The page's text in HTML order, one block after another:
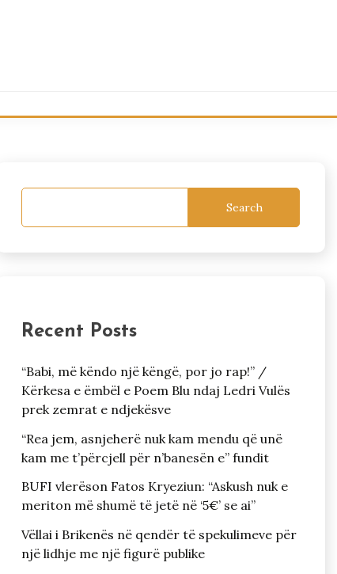
Search
Recent Posts
“Babi, më këndo një këngë, por jo rap!” /
Kërkesa e ëmbël e Poem Blu ndaj Ledri Vulës
prek zemrat e ndjekësve
“Rea jem, asnjeherë nuk kam mendu që unë
kam me t’përcjell për n’banesën e” fundit
BUFI vlerëson Fatos Kryeziun: “Askush nuk e
meriton më shumë të jetë në ‘5€’ se ai”
Vëllai i Brikenës në qendër të spekulimeve për
një lidhje me një figurë publike